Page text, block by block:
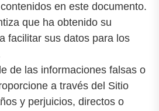
en este documento.
que ha obtenido su
facilitar sus datos para los
de las informaciones falsas o
a través del Sitio
y perjuicios, directos o